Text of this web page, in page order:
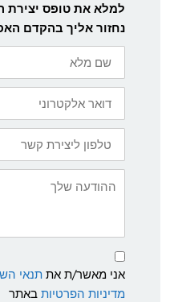
למלא את טופס יצירת
נחזור אליך בהקדם
שם
מלא
דואר
אלקטרוני
טלפון
ליצירת
קשר
ההודעה
שלך
תנאי
שימוש
ומדיניות
פרטיות
אני מאשר/ת אתתנאי
מדיניות הפרטיות באתר